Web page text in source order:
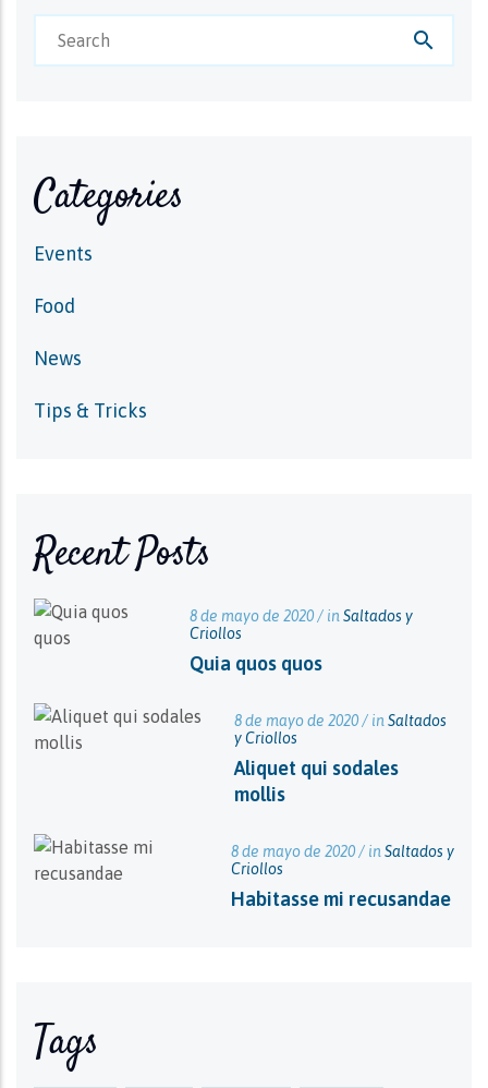
search
Categories
Events
Food
News
Tips & Tricks
Recent Posts
8 de mayo de 2020 / in Saltados y
Criollos
Quia quos quos
8 de mayo de 2020 / inSaltados
y Criollos
Aliquet qui sodales
mollis
8 de mayo de 2020 / in Saltados y
Criollos
Habitasse mi recusandae
Tags